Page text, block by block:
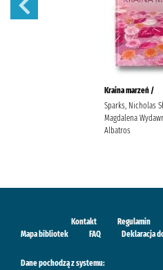
Kraina marzeń /
Sparks, Nicholas
Magdalena
Albatros
Kontakt Regulamin
Mapa bibliotek
FAQ Deklaracja
Dane pochodzą z systemu: